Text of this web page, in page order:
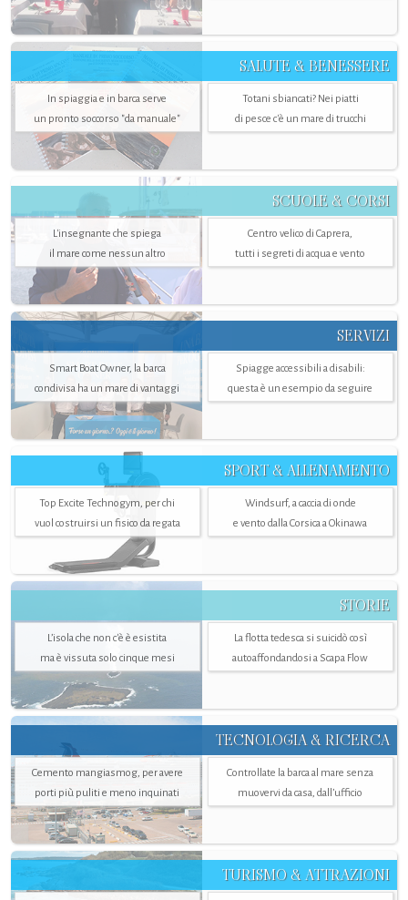
SALUTE & BENESSERE
In spiaggia e in barca serve
un pronto soccorso "da manuale"
Totani sbiancati? Nei piatti
di pesce c'è un mare di trucchi
SCUOLE & CORSI
L'insegnante che spiega
il mare come nessun altro
Centro velico di Caprera,
tutti i segreti di acqua e vento
SERVIZI
Smart Boat Owner, la barca
condivisa ha un mare di vantaggi
Spiagge accessibili a disabili:
questa è un esempio da seguire
SPORT & ALLENAMENTO
Top Excite Technogym, per chi
vuol costruirsi un fisico da regata
Windsurf, a caccia di onde
e vento dalla Corsica a Okinawa
STORIE
L’isola che non c'è è esistita
ma è vissuta solo cinque mesi
La flotta tedesca si suicidò così
autoaffondandosi a Scapa Flow
TECNOLOGIA & RICERCA
Cemento mangiasmog, per avere
porti più puliti e meno inquinati
Controllate la barca al mare senza
muovervi da casa, dall’ufficio
TURISMO & ATTRAZIONI